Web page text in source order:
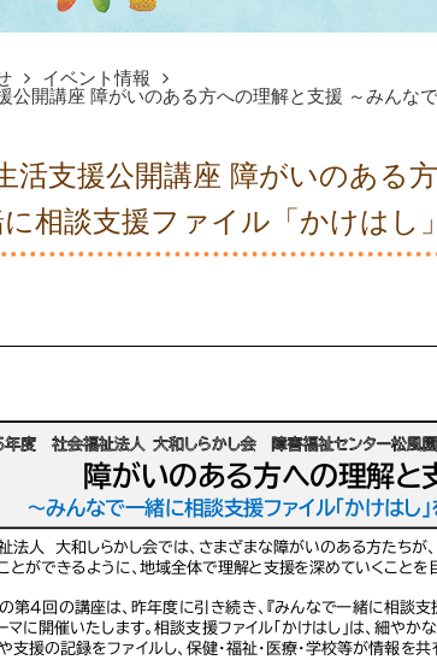
イベント情報
公開講座 障がいのある方への理解と支援 ～みんな
活支援公開講座 障がいのある
相談支援ファイル「かけはし